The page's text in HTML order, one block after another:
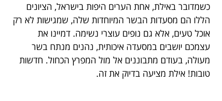
כשמדובר באילת, אחת הערים היפות בישראל, הציונים
הללו הם מסעדות הבשר המיוחדות שלה, שמגישות לא רק
אוכל טעים, אלא גם נופים עוצרי נשימה. דמיינו את
עצמכם יושבים במסעדה איכותית, נהנים מנתח בשר
מעולה, בעודם מתבוננים אל מול המפרץ הכחול. חדשות
טובות! אילת מציעה בדיוק את זה.